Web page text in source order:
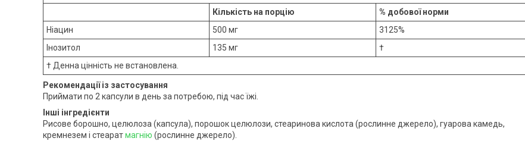
Кількість на порцію
% добової норми
Ніацин
500 мг
3125%
Інозитол
135 мг
†
† Денна цінність не встановлена.
Рекомендації із застосування
Приймати по 2 капсули в день за потребою, під час їжі.
Інші інгредієнти
Рисове борошно, целюлоза (капсула), порошок целюлози, стеаринова кислота (рослинне джерело), ​​гуарова камедь,
кремнезем і стеаратмагнію (рослинне джерело).